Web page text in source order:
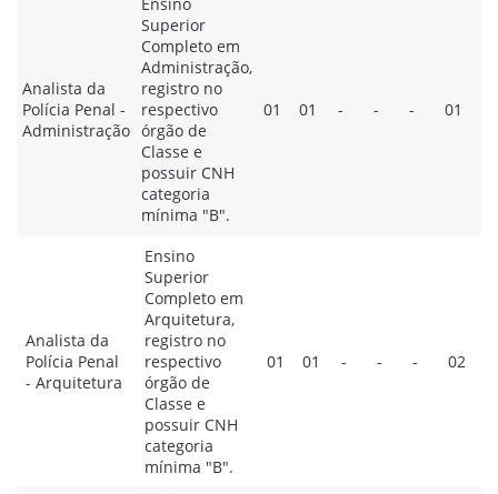
Analista da
Polícia Penal -
Administração
Superior
Completo em
Administração,
registro no
respectivo
órgão de
Classe e
possuir CNH
categoria
mínima "B".
01 01 - - - 01
Analista da
Polícia Penal
- Arquitetura
Ensino
Superior
Completo em
Arquitetura,
registro no
respectivo
órgão de
Classe e
possuir CNH
categoria
mínima "B".
01 01 - - - 02